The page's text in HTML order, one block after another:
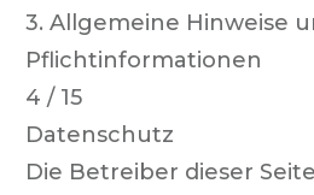
3. Allgemeine Hinweise
Pflichtinformationen
4 / 15
Datenschutz
Die Betreiber dieser